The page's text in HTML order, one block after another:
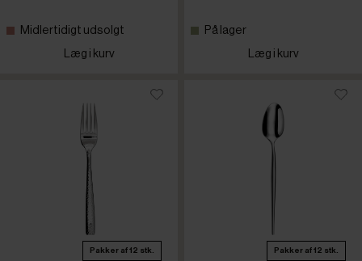
Midlertidigt udsolgt
Læg i kurv
På lager
Læg i kurv
Pakker af 12 stk. Pakker af 12 stk.